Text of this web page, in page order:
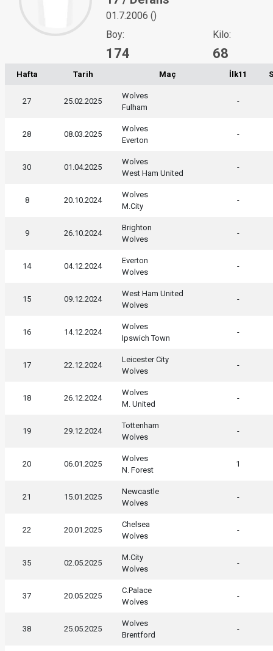
01.7.2006 ()
Boy:
174
Kilo:
68
Hafta Tarih Maç İlk11
27 25.02.2025
Wolves
Fulham
-
28 08.03.2025
Wolves
Everton
-
30 01.04.2025
Wolves
West Ham United
-
8 20.10.2024
Wolves
M.City
-
9 26.10.2024
Brighton
Wolves
-
14 04.12.2024
Everton
Wolves
-
15 09.12.2024
West Ham United
Wolves
-
16 14.12.2024
Wolves
Ipswich Town
-
17 22.12.2024
Leicester City
Wolves
-
18 26.12.2024
Wolves
M. United
-
19 29.12.2024
Tottenham
Wolves
-
20 06.01.2025
Wolves
N. Forest
1
21 15.01.2025
Newcastle
Wolves
-
22 20.01.2025
Chelsea
Wolves
-
35 02.05.2025
M.City
Wolves
-
37 20.05.2025
C.Palace
Wolves
-
38 25.05.2025
Wolves
Brentford
-